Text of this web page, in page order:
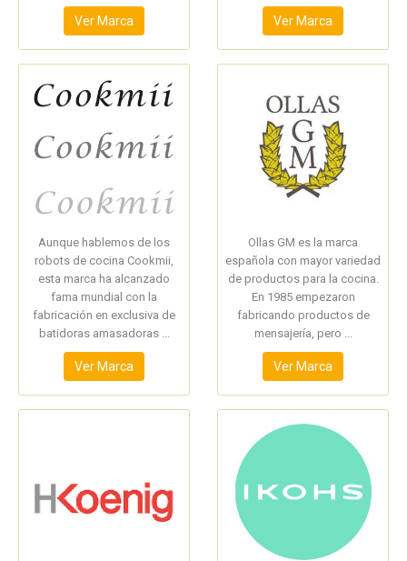
Ver Marca Ver Marca
Aunque hablemos de los
robots de cocina Cookmii,
esta marca ha alcanzado
fama mundial con la
fabricación en exclusiva de
batidoras amasadoras ...
Ver Marca
Ollas GM es la marca
española con mayor variedad
de productos para la cocina.
En 1985 empezaron
fabricando productos de
mensajería, pero ...
Ver Marca